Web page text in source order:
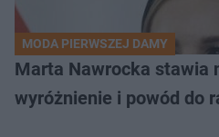
MODA PIERWSZEJ DAMY
Marta Nawrocka stawia
wyróżnienie i powód do